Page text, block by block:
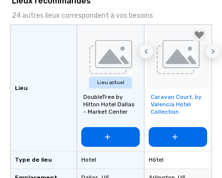
24 autres lieux correspondent à vos besoins
Lieu
Type de lieu
Lieu actuel
DoubleTree by
Hilton Hotel Dallas
- Market Center
Hotel
Removed from
favorites
Caravan Court, by
Valencia Hotel
Collection
Hôtel